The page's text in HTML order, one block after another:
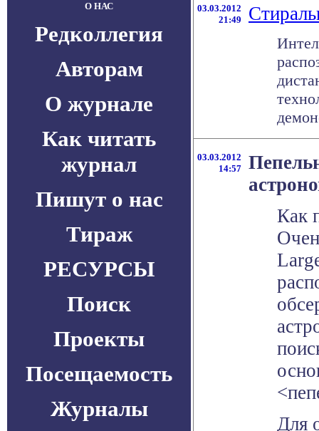
О НАС
Редколлегия
Авторам
О журнале
Как читать
журнал
Пишут о нас
Тираж
РЕСУРСЫ
Поиск
Проекты
Посещаемость
Журналы
03.03.2012
21:49
03.03.2012
14:57
Как
Для